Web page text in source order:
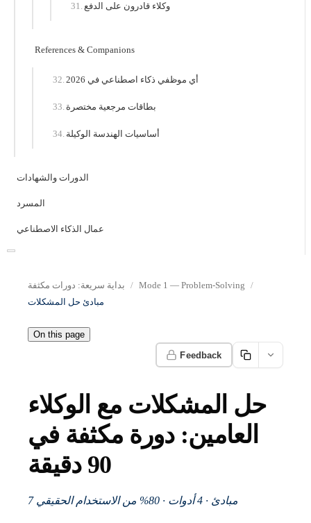
وكلاء قادرون على الدفع
References & Companions
أي موظفي ذكاء اصطناعي في 2026
بطاقات مرجعية مختصرة
أساسيات الهندسة الوكيلة
الدورات والشهادات
المسرد
عمال الذكاء الاصطناعي
بداية سريعة: دورات مكثفة
Mode 1 — Problem-Solving
مبادئ حل المشكلات
On this page
Feedback
حل المشكلات مع الوكلاء
العامين: دورة مكثفة في
90 دقيقة
7 مبادئ · 4 أدوات · 80% من الاستخدام الحقيقي